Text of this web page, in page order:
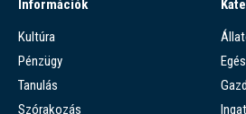
Információk
Kultúra
Pénzügy
Tanulás
Szórakozás